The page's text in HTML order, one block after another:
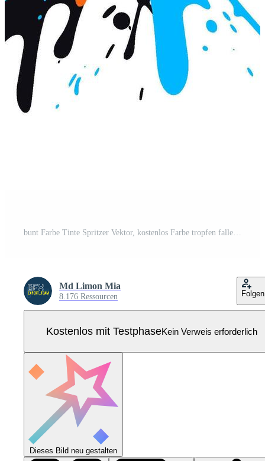
bunt Farbe Tinte Spritzer Vektor, kostenlos Farbe tropfen fallen Spritzen Element Pro Vektor
Md Limon Mia
8.176 Ressourcen Folgen
Kostenlos mit TestphaseKein Verweis erforderlich
Dieses Bild neu gestalten